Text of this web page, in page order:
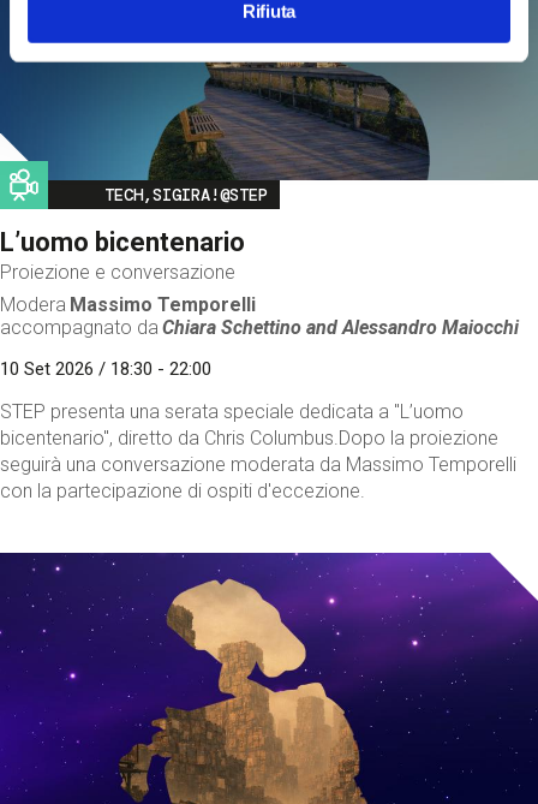
Rifiuta
Image
TECH,SIGIRA!@STEP
L’uomo bicentenario
Proiezione e conversazione
Modera Massimo Temporelli
accompagnato da Chiara Schettino andAlessandro Maiocchi
10 Set 2026 / 18:30 - 22:00
STEP presenta una serata speciale dedicata a "L’uomo
bicentenario", diretto da Chris Columbus.Dopo la proiezione
seguirà una conversazione moderata da Massimo Temporelli
con la partecipazione di ospiti d'eccezione.